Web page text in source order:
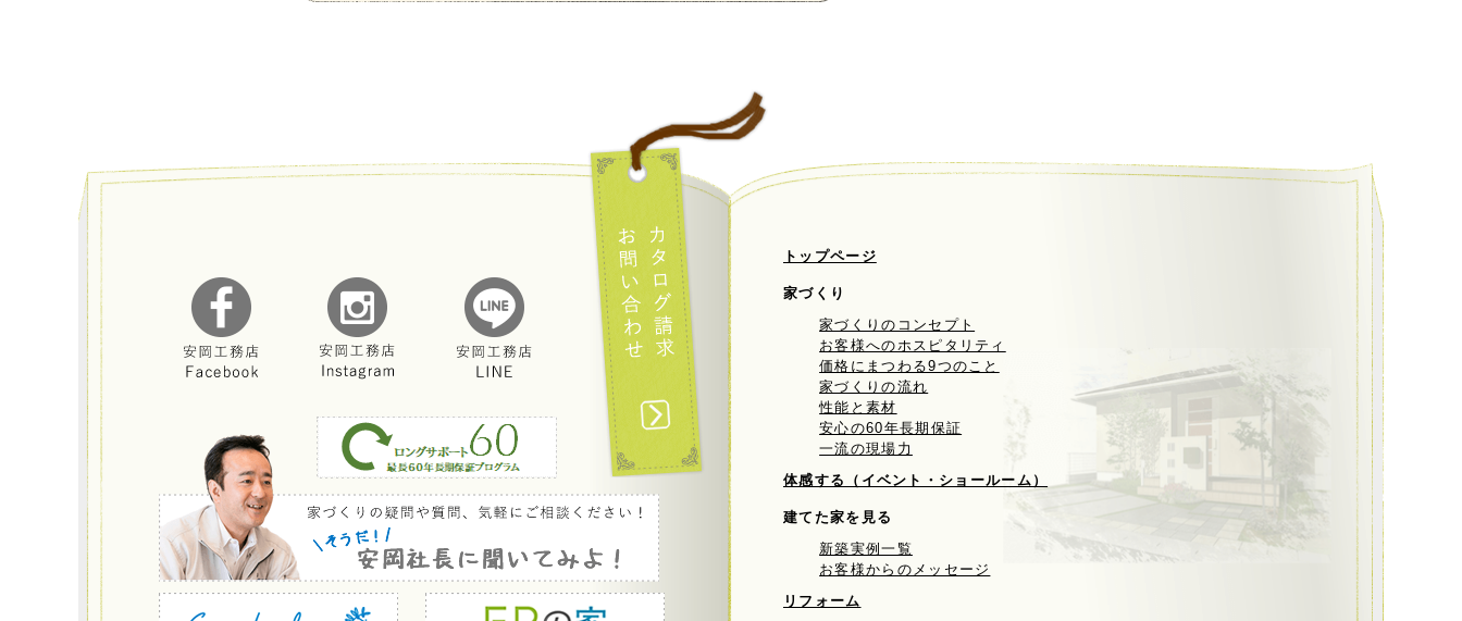
トップページ
家づくり
家づくりのコンセプト
お客様へのホスピタリティ
価格にまつわる9つのこと
家づくりの流れ
性能と素材
安心の60年長期保証
一流の現場力
体感する（イベント・ショールーム）
建てた家を見る
新築実例一覧
お客様からのメッセージ
リフォーム